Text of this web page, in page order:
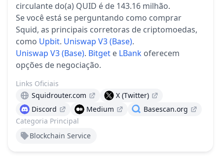
circulante do(a) QUID é de 143.16 milhão.
Se você está se perguntando como comprar
Squid, as principais corretoras de criptomoedas,
como Upbit. Uniswap V3 (Base).
Uniswap V3 (Base). Bitget e LBank oferecem
opções de negociação.
Categoria Principal
Blockchain Service
Links Oficiais
Squidrouter.com
X (Twitter)
Discord
Medium Basescan.org